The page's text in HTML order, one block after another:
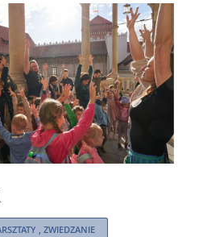
, ZWIEDZANIE